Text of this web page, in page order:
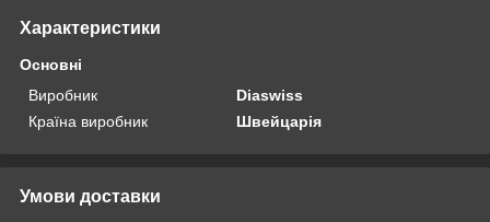
Характеристики
Основні
Виробник
Diaswiss
Країна виробник
Швейцарія
Умови доставки